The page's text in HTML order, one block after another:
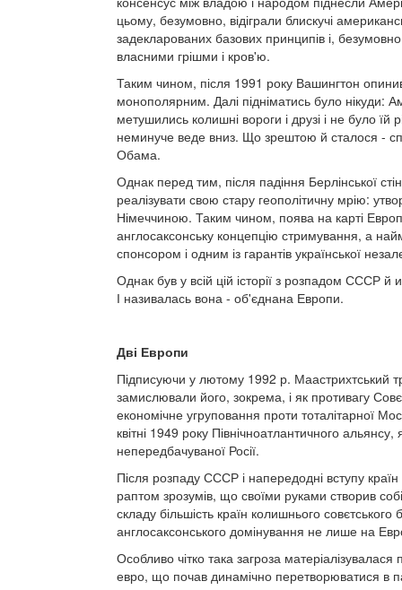
цьому, безумовно, відіграли блискучі
задекларованих базових принципів і,
власними грішми і кров'ю.
Таким чином, після 1991 року Вашингтон
монополярним. Далі підніматись було нікуди:
метушились колишні вороги і друзі і не було їй
неминуче веде вниз. Що зрештою й сталося -
Обама.
Однак перед тим, після падіння Берлінської
реалізувати свою стару геополітичну мрію:
Німеччиною. Таким чином, поява на карті
англосаксонську концепцію стримування, а
спонсором і одним із гарантів української
Однак був у всій цій історії з розпадом СССР
І називалась вона - об'єднана Европи.
Дві Европи
Підписуючи у лютому 1992 р. Маастрихтський
замислювали його, зокрема, і як противагу
економічне угруповання проти тоталітарної
квітні 1949 року Північноатлантичного
непередбачуваної Росії.
Після розпаду СССР і напередодні вступу
раптом зрозумів, що своїми руками створив
складу більшість країн колишнього
англосаксонського домінування не лише на
Особливо чітко така загроза
евро, що почав динамічно перетворюватися в